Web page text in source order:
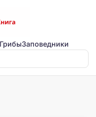
ГрибыЗаповедники